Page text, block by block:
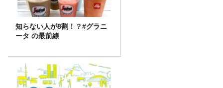
知らない人が8割！？#グラニ
ータ の最前線